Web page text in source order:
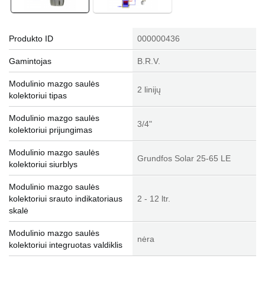
Produkto ID 000000436
Gamintojas B.R.V.
Modulinio mazgo saulės
kolektoriui tipas
2 linijų
Modulinio mazgo saulės
kolektoriui prijungimas
3/4"
Modulinio mazgo saulės
kolektoriui siurblys
Grundfos Solar 25-65 LE
Modulinio mazgo saulės
kolektoriui srauto indikatoriaus
skalė
2 - 12 ltr.
Modulinio mazgo saulės
kolektoriui integruotas valdiklis
nėra